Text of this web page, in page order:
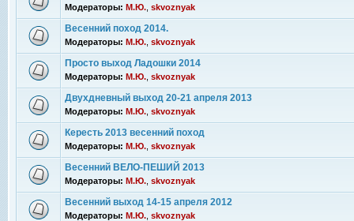
Модераторы: М.Ю. skvoznyak
Весенний поход 2014.
Модераторы: М.Ю. skvoznyak
Просто выход Ладошки 2014
Модераторы: М.Ю. skvoznyak
Двухдневный выход 20-21 апреля 2013
Модераторы: М.Ю. skvoznyak
Кересть 2013 весенний поход
Модераторы: М.Ю. skvoznyak
Весенний ВЕЛО-ПЕШИЙ 2013
Модераторы: М.Ю. skvoznyak
Весенний выход 14-15 апреля 2012
Модераторы: М.Ю. skvoznyak